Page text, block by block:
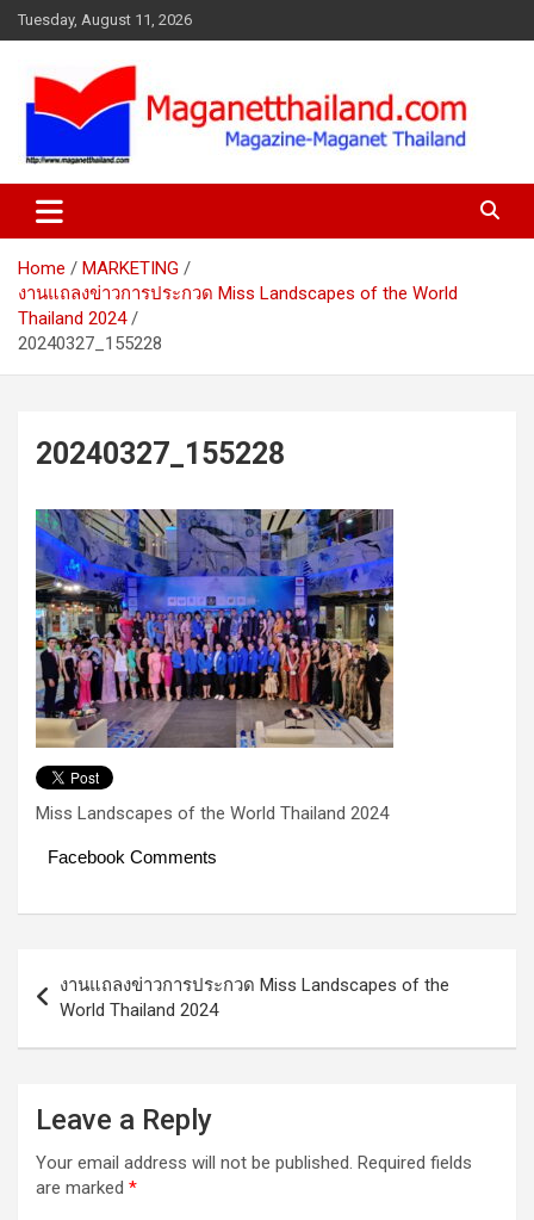
Skip
to
Tuesday, August 11, 2026
Home
MARKETING
งานแถลงข่าวการประกวด Miss Landscapes of the World
Thailand 2024
20240327_155228
20240327_155228
Miss Landscapes of the World Thailand 2024
Facebook Comments
navigation
งานแถลงข่าวการประกวด Miss Landscapes of the
World Thailand 2024
Leave a Reply
Your email address will not be published. Required fields
are marked *